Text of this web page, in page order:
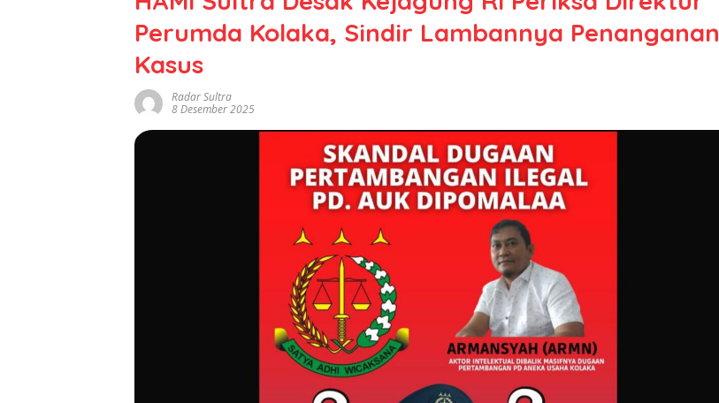
Perumda Kolaka, Sindir Lambannya Penanganan
Kasus
Radar Sultra
8 Desember 2025